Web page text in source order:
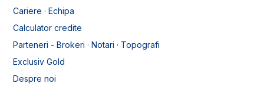
Cariere · Echipa
Calculator credite
Parteneri - Brokeri · Notari · Topografi
Exclusiv Gold
Despre noi